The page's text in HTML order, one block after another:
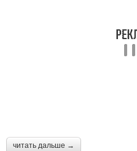
читать дальше →